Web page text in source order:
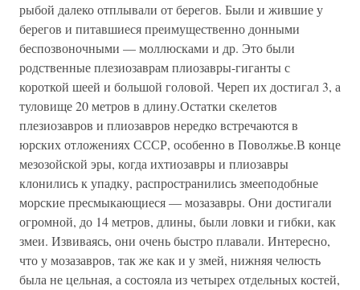
рыбой далеко отплывали от берегов. Были и жившие у
берегов и питавшиеся преимущественно донными
беспозвоночными — моллюсками и др. Это были
родственные плезиозаврам плиозавры-гиганты с
короткой шеей и большой головой. Череп их достигал 3, а
туловище 20 метров в длину.Остатки скелетов
плезиозавров и плиозавров нередко встречаются в
юрских отложениях СССР, особенно в Поволжье.В конце
мезозойской эры, когда ихтиозавры и плиозавры
клонились к упадку, распространились змееподобные
морские пресмыкающиеся — мозазавры. Они достигали
огромной, до 14 метров, длины, были ловки и гибки, как
змеи. Извиваясь, они очень быстро плавали. Интересно,
что у мозазавров, так же как и у змей, нижняя челюсть
была не цельная, а состояла из четырех отдельных костей,